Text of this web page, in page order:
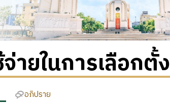
จ่ายในการเลือกตั้ง
อภิปราย